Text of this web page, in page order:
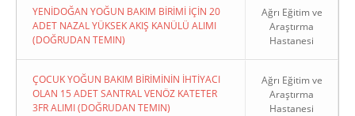
YENİDOĞAN YOĞUN BAKIM BİRİMİ İÇİN 20
ADET NAZAL YÜKSEK AKIŞ KANÜLÜ ALIMI
(DOĞRUDAN TEMIN)
Ağrı Eğitim ve
Araştırma
Hastanesi
ÇOCUK YOĞUN BAKIM BİRİMİNİN İHTİYACI
OLAN 15 ADET SANTRAL VENÖZ KATETER
3FR ALIMI (DOĞRUDAN TEMIN)
Ağrı Eğitim ve
Araştırma
Hastanesi